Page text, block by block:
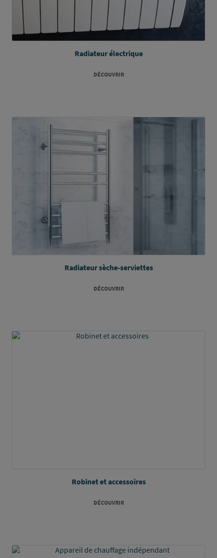
Radiateur électrique
DÉCOUVRIR
Radiateur sèche-serviettes
DÉCOUVRIR
Robinet et accessoires
DÉCOUVRIR